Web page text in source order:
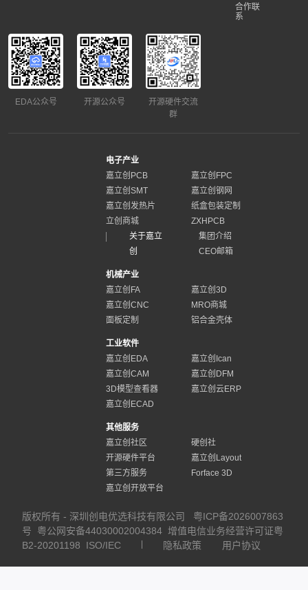
合作联
系
EDA公众号 开源公众号
开源硬件交流
群
电子产业
嘉立创PCB
嘉立创FPC
嘉立创SMT
嘉立创钢网
嘉立创发热片
纸盒包装定制
立创商城
ZXHPCB
关于嘉立
创
集团介绍
CEO邮箱
机械产业
嘉立创FA
嘉立创3D
嘉立创CNC
MRO商城
面板定制
铝合金壳体
工业软件
嘉立创EDA
嘉立创Ican
嘉立创CAM
嘉立创DFM
3D模型查看器
嘉立创云ERP
嘉立创ECAD
其他服务
嘉立创社区
硬创社
开源硬件平台
嘉立创Layout
第三方服务
Forface 3D
嘉立创开放平台
版权所有 - 深圳创电优选科技有限公司
粤ICP备2026007863
号
粤公网安备44030002004384 增值电信业务经营许可证粤
B2-20201198
ISO/IEC 隐私政策 用户协议